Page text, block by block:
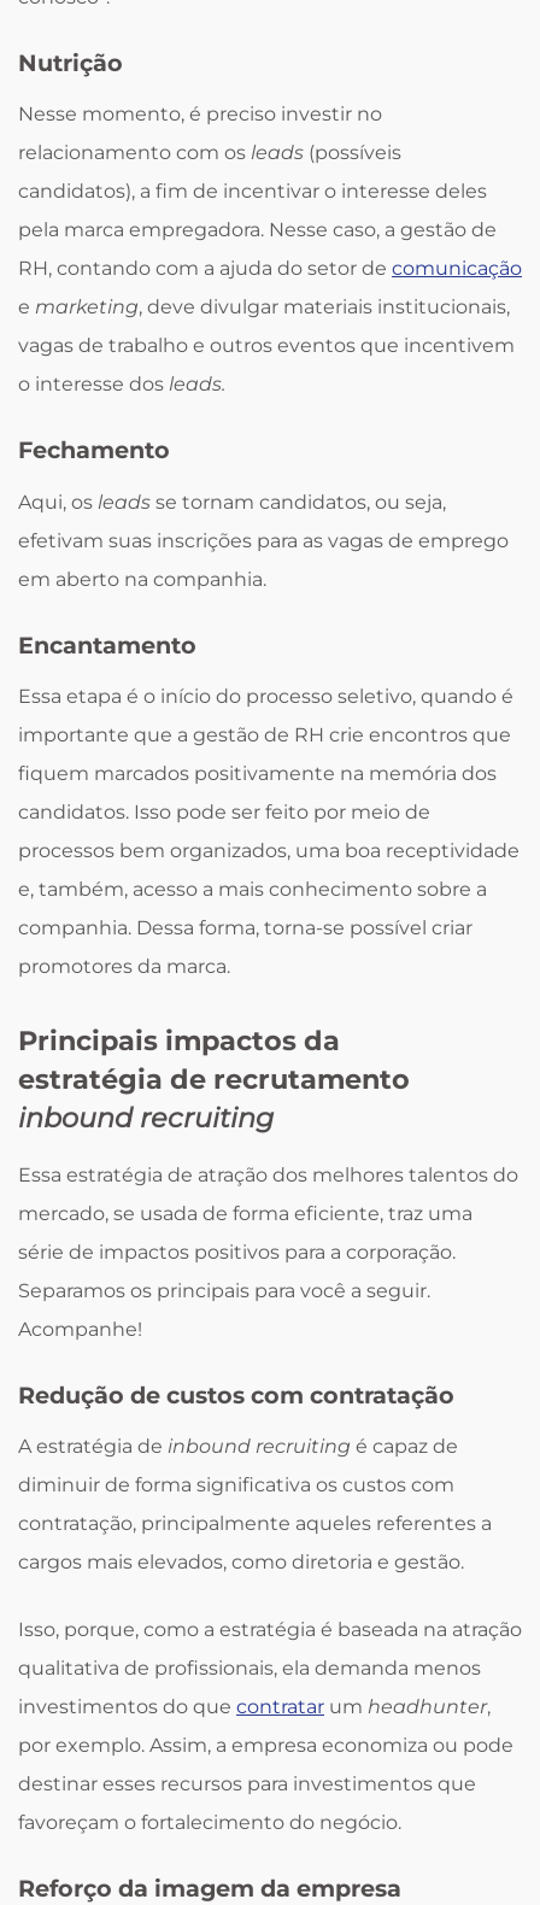
Nutrição
Nesse momento, é preciso investir no
relacionamento com os leads (possíveis
candidatos), a fim de incentivar o interesse deles
pela marca empregadora. Nesse caso, a gestão de
RH, contando com a ajuda do setor de comunicação
e marketing, deve divulgar materiais institucionais,
vagas de trabalho e outros eventos que incentivem
o interesse dos leads.
Fechamento
Aqui, os leads se tornam candidatos, ou seja,
efetivam suas inscrições para as vagas de emprego
em aberto na companhia.
Encantamento
Essa etapa é o início do processo seletivo, quando é
importante que a gestão de RH crie encontros que
fiquem marcados positivamente na memória dos
candidatos. Isso pode ser feito por meio de
processos bem organizados, uma boa receptividade
e, também, acesso a mais conhecimento sobre a
companhia. Dessa forma, torna-se possível criar
promotores da marca.
Principais impactos da
estratégia de recrutamento
inbound recruiting
Essa estratégia de atração dos melhores talentos do
mercado, se usada de forma eficiente, traz uma
série de impactos positivos para a corporação.
Separamos os principais para você a seguir.
Acompanhe!
Redução de custos com contratação
A estratégia de inbound recruiting é capaz de
diminuir de forma significativa os custos com
contratação, principalmente aqueles referentes a
cargos mais elevados, como diretoria e gestão.
Isso, porque, como a estratégia é baseada na atração
qualitativa de profissionais, ela demanda menos
investimentos do que contratar um headhunter,
por exemplo. Assim, a empresa economiza ou pode
destinar esses recursos para investimentos que
favoreçam o fortalecimento do negócio.
Reforço da imagem da empresa